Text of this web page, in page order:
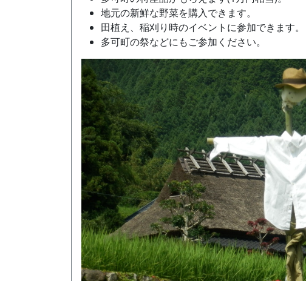
地元の新鮮な野菜を購入できます。
田植え、稲刈り時のイベントに参加できます。
多可町の祭などにもご参加ください。